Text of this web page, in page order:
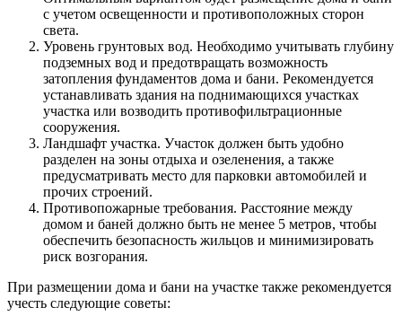
с учетом освещенности и противоположных сторон
света.
Уровень грунтовых вод. Необходимо учитывать глубину
подземных вод и предотвращать возможность
затопления фундаментов дома и бани. Рекомендуется
устанавливать здания на поднимающихся участках
участка или возводить противофильтрационные
сооружения.
Ландшафт участка. Участок должен быть удобно
разделен на зоны отдыха и озеленения, а также
предусматривать место для парковки автомобилей и
прочих строений.
Противопожарные требования. Расстояние между
домом и баней должно быть не менее 5 метров, чтобы
обеспечить безопасность жильцов и минимизировать
риск возгорания.
При размещении дома и бани на участке также рекомендуется
учесть следующие советы: